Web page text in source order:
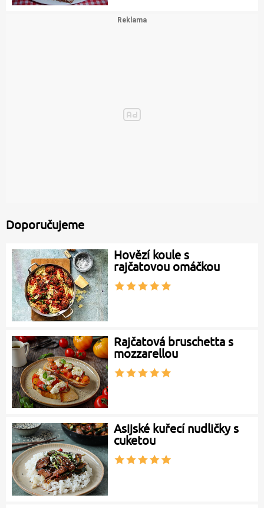
Doporučujeme
Hovězí koule s
rajčatovou omáčkou
Rajčatová bruschetta s
mozzarellou
Asijské kuřecí nudličky s
cuketou